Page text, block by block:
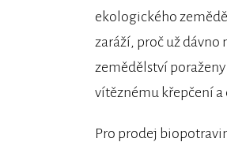
ekologického
zaráží, proč už
zemědělství
vítěznému křepčení
Pro prodej